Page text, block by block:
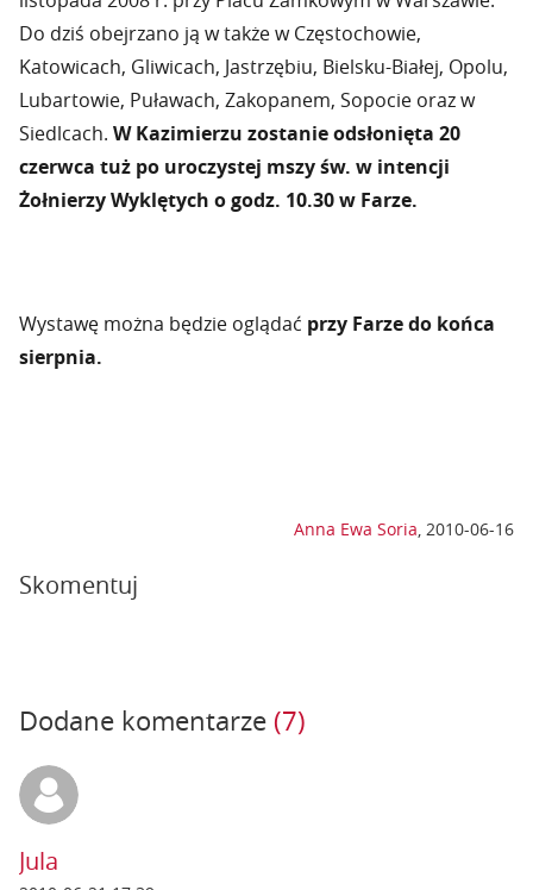
Do dziś obejrzano ją w także w Częstochowie,
Katowicach, Gliwicach, Jastrzębiu, Bielsku-Białej, Opolu,
Lubartowie, Puławach, Zakopanem, Sopocie oraz w
Siedlcach. W Kazimierzu zostanie odsłonięta 20
czerwca tuż po uroczystej mszy św. w intencji
Żołnierzy Wyklętych o godz. 10.30 w Farze.
Wystawę można będzie oglądać przy Farze do końca
sierpnia.
Anna Ewa Soria, 2010-06-16
Skomentuj
Dodane komentarze (7)
Jula